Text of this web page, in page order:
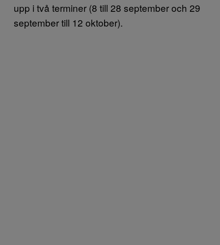
upp i två terminer (8 till 28 september och 29
september till 12 oktober).